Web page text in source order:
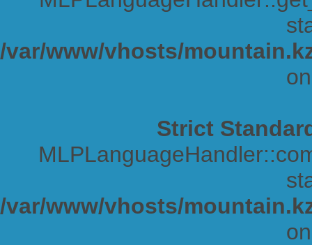
/var/www/vhosts/
Strict
/var/www/vhosts/